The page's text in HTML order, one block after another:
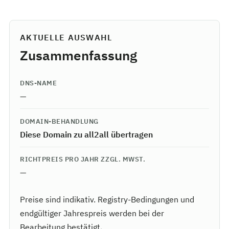
AKTUELLE AUSWAHL
Zusammenfassung
DNS-NAME
—
DOMAIN-BEHANDLUNG
Diese Domain zu all2all übertragen
RICHTPREIS PRO JAHR ZZGL. MWST.
—
Preise sind indikativ. Registry-Bedingungen und
endgültiger Jahrespreis werden bei der
Bearbeitung bestätigt.